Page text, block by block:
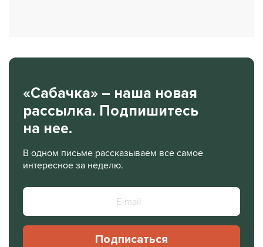
«Сабачка» – наша новая
рассылка. Подпишитесь
на нее.
В одном письме рассказываем все самое
интересное за неделю.
Подписаться